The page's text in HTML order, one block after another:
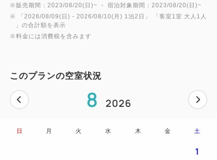
300円、乾燥（20分）100円
・自動販売機（アルコール・ソフトドリンク） / 製氷
機
・はこらいふ図書館…アミコビルに同居する図書館を
（休館日：第1火曜日 ※祝日の場合は第2火曜日 / 元
・緊急時を想定したAEDを設置。
※販売期間：2023/08/20(日)~ ・ 宿泊対象期間：2023/08/20(日)~
※ 「 2026/08/09(日) - 2026/08/10(月) 1泊2日 」 「客室1室 大人1人
」の合計額を表示
※料金には消費税を含みます
このプランの空室状況
8 2026
日 月 火 水 木 金 土
1